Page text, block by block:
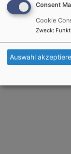
Consent
Cookie
Zweck:
Auswahl